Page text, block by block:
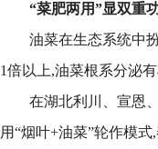
“菜肥两用”显双重
油菜在生态系统中
1倍以上,油菜根系分泌
在湖北利川、宣恩
用“烟叶+油菜”轮作模